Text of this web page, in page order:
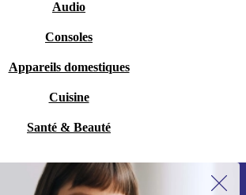
Audio
Consoles
Appareils domestiques
Cuisine
Santé & Beauté